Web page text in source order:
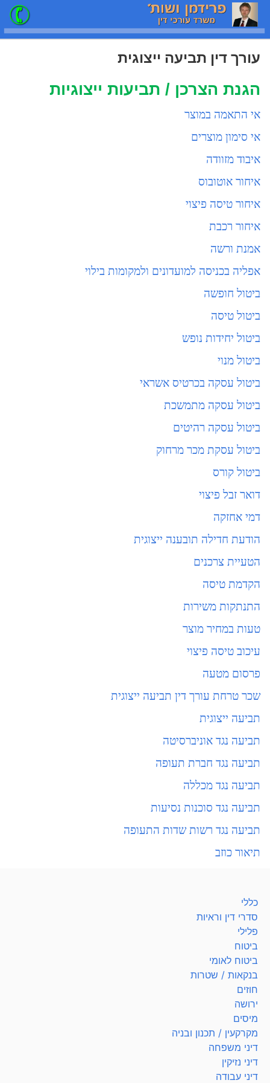
עורך דין תביעה ייצוגית
הגנת הצרכן / תביעות ייצוגיות
אי התאמה במוצר
אי סימון מוצרים
איבוד מזוודה
איחור אוטובוס
איחור טיסה פיצוי
איחור רכבת
אמנת ורשה
אפליה בכניסה למועדונים ולמקומות בילוי
ביטול חופשה
ביטול טיסה
ביטול יחידות נופש
ביטול מנוי
ביטול עסקה בכרטיס אשראי
ביטול עסקה מתמשכת
ביטול עסקה רהיטים
ביטול עסקת מכר מרחוק
ביטול קורס
דואר זבל פיצוי
דמי אחזקה
הודעת חדילה תובענה ייצוגית
הטעיית צרכנים
הקדמת טיסה
התנתקות משירות
טעות במחיר מוצר
עיכוב טיסה פיצוי
פרסום מטעה
שכר טרחת עורך דין תביעה ייצוגית
תביעה ייצוגית
תביעה נגד אוניברסיטה
תביעה נגד חברת תעופה
תביעה נגד מכללה
תביעה נגד סוכנות נסיעות
תביעה נגד רשות שדות התעופה
תיאור כוזב
כללי
סדרי דין וראיות
פלילי
ביטוח
ביטוח לאומי
בנקאות / שטרות
חוזים
ירושה
מיסים
מקרקעין / תכנון ובניה
דיני משפחה
דיני נזיקין
דיני עבודה